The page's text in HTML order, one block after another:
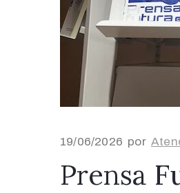
19/06/2026 por
Prensa